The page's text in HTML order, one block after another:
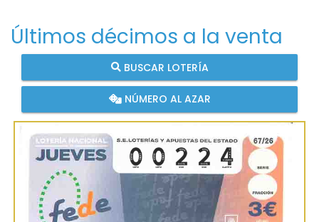
Últimos décimos a la venta
BUSCAR LOTERÍA
NÚMERO AL AZAR